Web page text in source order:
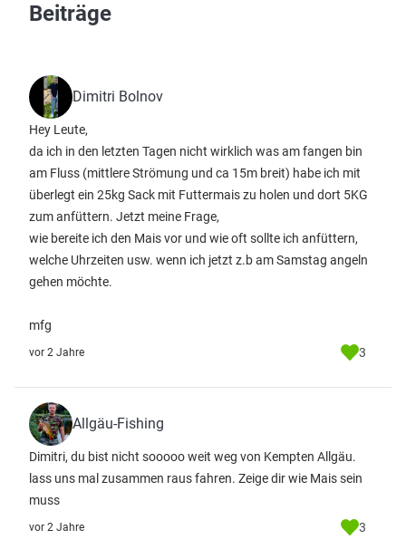
Beiträge
Dimitri Bolnov
Hey Leute,
da ich in den letzten Tagen nicht wirklich was am fangen bin
am Fluss (mittlere Strömung und ca 15m breit) habe ich mit
überlegt ein 25kg Sack mit Futtermais zu holen und dort 5KG
zum anfüttern. Jetzt meine Frage,
wie bereite ich den Mais vor und wie oft sollte ich anfüttern,
welche Uhrzeiten usw. wenn ich jetzt z.b am Samstag angeln
gehen möchte.
mfg
vor 2 Jahre 3
Allgäu-Fishing
Dimitri, du bist nicht sooooo weit weg von Kempten Allgäu.
lass uns mal zusammen raus fahren. Zeige dir wie Mais sein
muss
vor 2 Jahre 3